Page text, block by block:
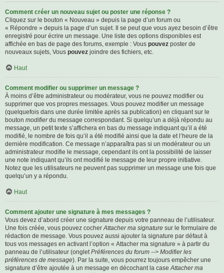
Comment créer un nouveau sujet ou poster une réponse ?
Cliquez sur le bouton « Nouveau » depuis la page d’un forum ou
« Répondre » depuis la page d’un sujet. Il se peut que vous ayez besoin d’être
enregistré pour écrire un message. Une liste des options disponibles est
affichée en bas de page des forums, exemple : Vous pouvez poster de
nouveaux sujets, Vous pouvez joindre des fichiers, etc.
Haut
Comment modifier ou supprimer un message ?
À moins d’être administrateur ou modérateur, vous ne pouvez modifier ou
supprimer que vos propres messages. Vous pouvez modifier un message
(quelquefois dans une durée limitée après sa publication) en cliquant sur le
bouton modifierdu message correspondant. Si quelqu’un a déjà répondu au
message, un petit texte s’affichera en bas du message indiquant qu’il a été
modifié, le nombre de fois qu’il a été modifié ainsi que la date et l’heure de la
dernière modification. Ce message n’apparaîtra pas si un modérateur ou un
administrateur modifie le message, cependant ils ont la possibilité de laisser
une note indiquant qu’ils ont modifié le message de leur propre initiative.
Notez que les utilisateurs ne peuvent pas supprimer un message une fois que
quelqu’un y a répondu.
Haut
Comment ajouter une signature à mes messages ?
Vous devez d’abord créer une signature depuis votre panneau de l’utilisateur.
Une fois créée, vous pouvez cocherAttacher ma signature sur le formulaire de
rédaction de message. Vous pouvez aussi ajouter la signature par défaut à
tous vos messages en activant l’option « Attacher ma signature » à partir du
panneau de l’utilisateur (ongletPréférences du forum --> Modifier les
préférences de message). Par la suite, vous pourrez toujours empêcher une
signature d’être ajoutée à un message en décochant la caseAttacher ma